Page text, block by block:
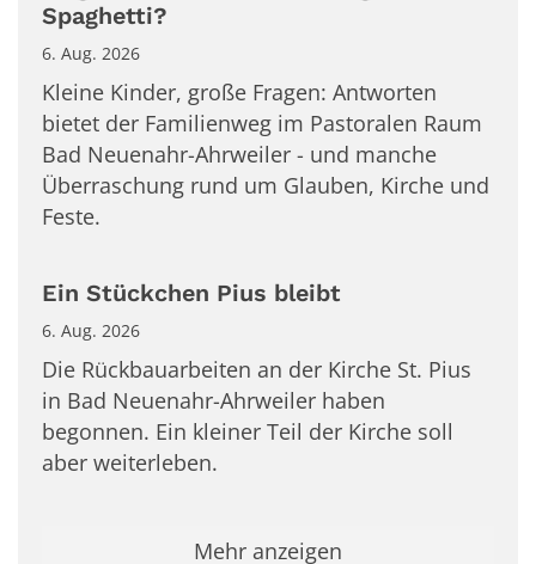
Spaghetti?
6. Aug. 2026
Kleine Kinder, große Fragen: Antworten
bietet der Familienweg im Pastoralen Raum
Bad Neuenahr-Ahrweiler - und manche
Überraschung rund um Glauben, Kirche und
Feste.
Ein Stückchen Pius bleibt
6. Aug. 2026
Die Rückbauarbeiten an der Kirche St. Pius
in Bad Neuenahr-Ahrweiler haben
begonnen. Ein kleiner Teil der Kirche soll
aber weiterleben.
Mehr anzeigen